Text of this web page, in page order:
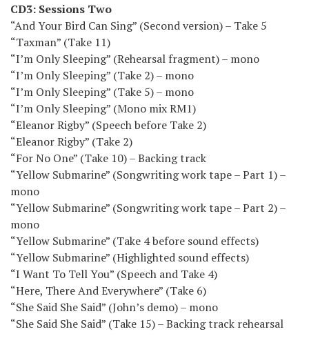
CD3: Sessions Two
“And Your Bird Can Sing” (Second version) – Take 5
“Taxman” (Take 11)
“I’m Only Sleeping” (Rehearsal fragment) – mono
“I’m Only Sleeping” (Take 2) – mono
“I’m Only Sleeping” (Take 5) – mono
“I’m Only Sleeping” (Mono mix RM1)
“Eleanor Rigby” (Speech before Take 2)
“Eleanor Rigby” (Take 2)
“For No One” (Take 10) – Backing track
“Yellow Submarine” (Songwriting work tape – Part 1) –
mono
“Yellow Submarine” (Songwriting work tape – Part 2) –
mono
“Yellow Submarine” (Take 4 before sound effects)
“Yellow Submarine” (Highlighted sound effects)
“I Want To Tell You” (Speech and Take 4)
“Here, There And Everywhere” (Take 6)
“She Said She Said” (John’s demo) – mono
“She Said She Said” (Take 15) – Backing track rehearsal